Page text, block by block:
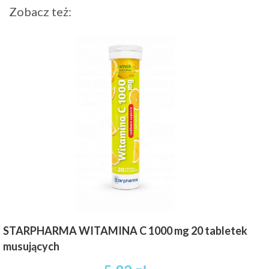
Zobacz też:
STARPHARMA WITAMINA C 1000 mg 20 tabletek
musujących